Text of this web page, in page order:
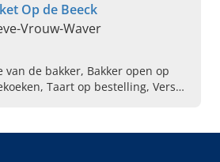
Op de Beeck
Vrouw-Waver
van de bakker, Bakker open op
Taart op bestelling, Vers
chocolade, Ambachtelijk